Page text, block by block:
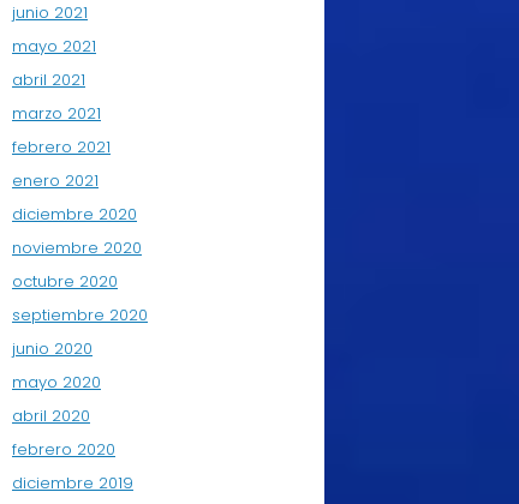
junio 2021
mayo 2021
abril 2021
marzo 2021
febrero 2021
enero 2021
diciembre 2020
noviembre 2020
octubre 2020
septiembre 2020
junio 2020
mayo 2020
abril 2020
febrero 2020
diciembre 2019